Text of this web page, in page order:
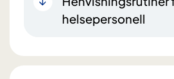
helsepersonell